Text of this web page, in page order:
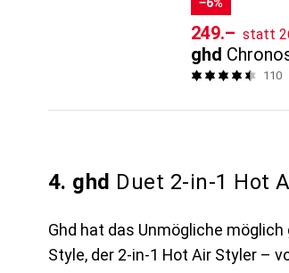
CHF
249.– statt
ghd
110
4. ghd Duet 2-in-1 Hot
Ghd hat das Unmögliche
Style, der 2-in-1 Hot Air Styler –